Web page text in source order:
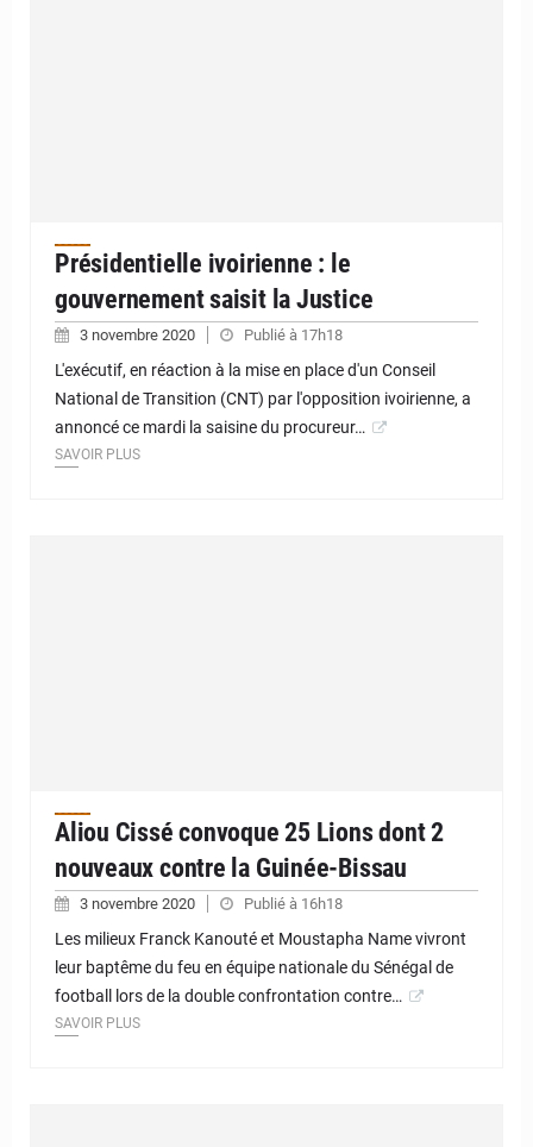
Présidentielle ivoirienne : le
gouvernement saisit la Justice
3 novembre 2020 Publié à 17h18
L'exécutif, en réaction à la mise en place d'un Conseil
National de Transition (CNT) par l'opposition ivoirienne, a
annoncé ce mardi la saisine du procureur…
SAVOIR PLUS
Aliou Cissé convoque 25 Lions dont 2
nouveaux contre la Guinée-Bissau
3 novembre 2020 Publié à 16h18
Les milieux Franck Kanouté et Moustapha Name vivront
leur baptême du feu en équipe nationale du Sénégal de
football lors de la double confrontation contre…
SAVOIR PLUS